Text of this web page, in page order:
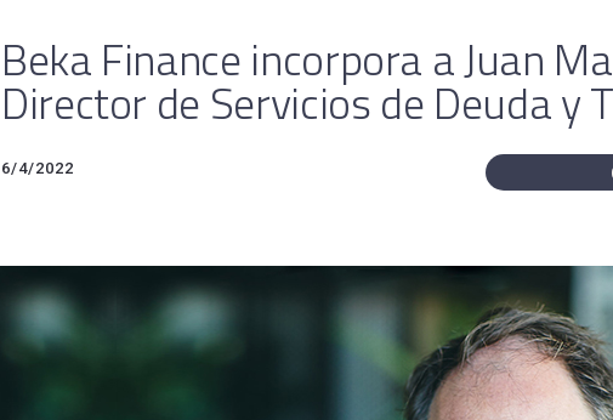
Beka Finance incorpora a Juan
Director de Servicios de Deuda y
6/4/2022